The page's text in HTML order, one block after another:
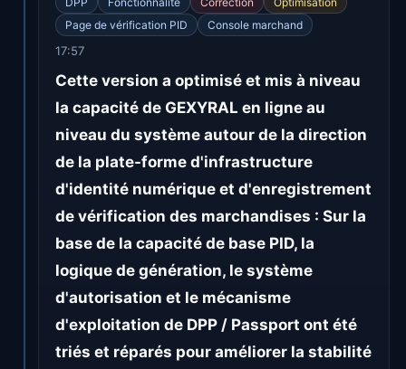
Page de vérification PID
Console marchand
17:57
Cette version a optimisé et mis à niveau
la capacité de GEXYRAL en ligne au
niveau du système autour de la direction
de la plate-forme d'infrastructure
d'identité numérique et d'enregistrement
de vérification des marchandises : Sur la
base de la capacité de base PID, la
logique de génération, le système
d'autorisation et le mécanisme
d'exploitation de DPP / Passport ont été
triés et réparés pour améliorer la stabilité